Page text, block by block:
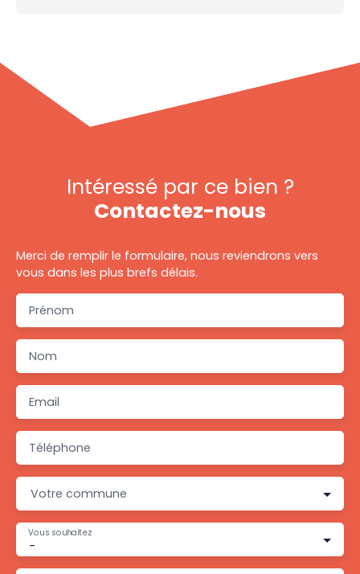
Intéressé par ce bien ?
Contactez-nous
Merci de remplir le formulaire, nous reviendrons vers
vous dans les plus brefs délais.
Prénom
Nom
Email
Téléphone
Votre commune
-
Vous souhaitez